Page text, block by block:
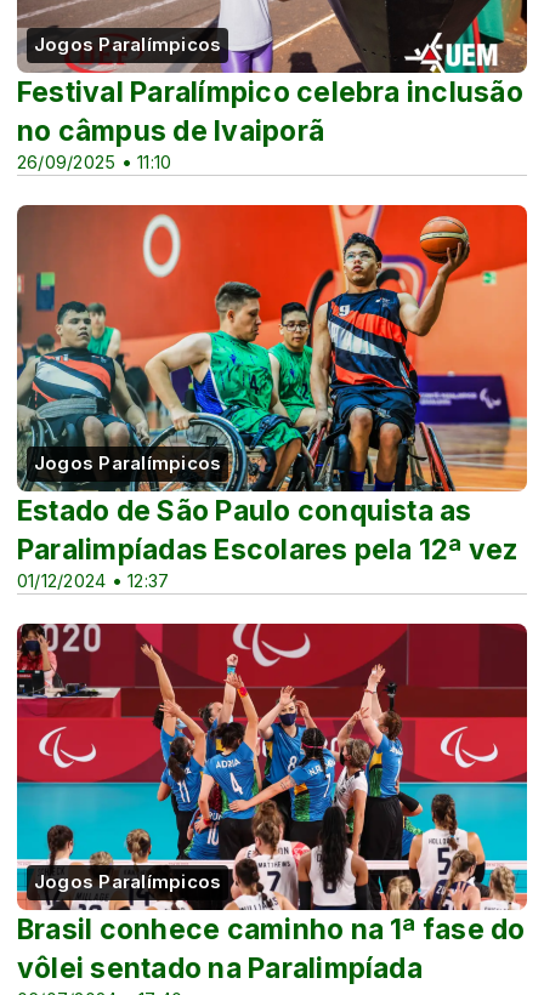
Jogos Paralímpicos
26/09/2025 • 11:10
Festival Paralímpico celebra inclusão
no câmpus de Ivaiporã
Jogos Paralímpicos
01/12/2024 • 12:37
Estado de São Paulo conquista as
Paralimpíadas Escolares pela 12ª vez
Jogos Paralímpicos
Brasil conhece caminho na 1ª fase do
vôlei sentado na Paralimpíada